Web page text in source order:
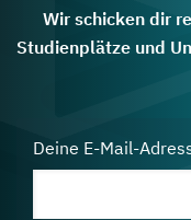
Wir schicken dir
Studienplätze und
Deine E-Mail-